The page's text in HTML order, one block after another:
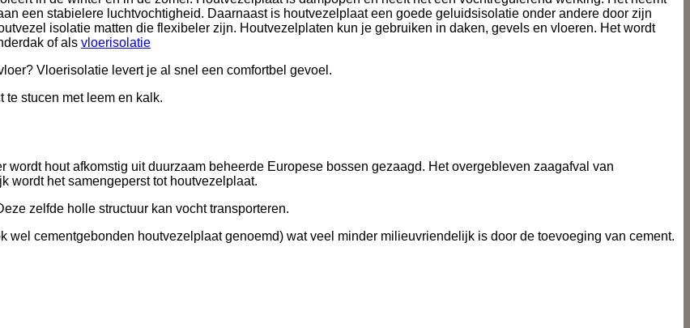
een stabielere luchtvochtigheid. Daarnaast is houtvezelplaat een goede geluidsisolatie onder andere door zijn
isolatie matten die flexibeler zijn. Houtvezelplaten kun je gebruiken in daken, gevels en vloeren. Het wordt
of als vloerisolatie
Vloerisolatie levert je al snel een comfortbel gevoel.
stucen met leem en kalk.
hout afkomstig uit duurzaam beheerde Europese bossen gezaagd. Het overgebleven zaagafval van
wordt het samengeperst tot houtvezelplaat.
zelfde holle structuur kan vocht transporteren.
wel cementgebonden houtvezelplaat genoemd) wat veel minder milieuvriendelijk is door de toevoeging van cement.